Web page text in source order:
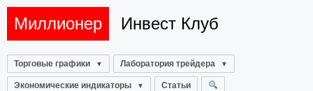
Миллионер Инвест Клуб
Торговые графики Лаборатория трейдера
Экономические индикаторы Статьи